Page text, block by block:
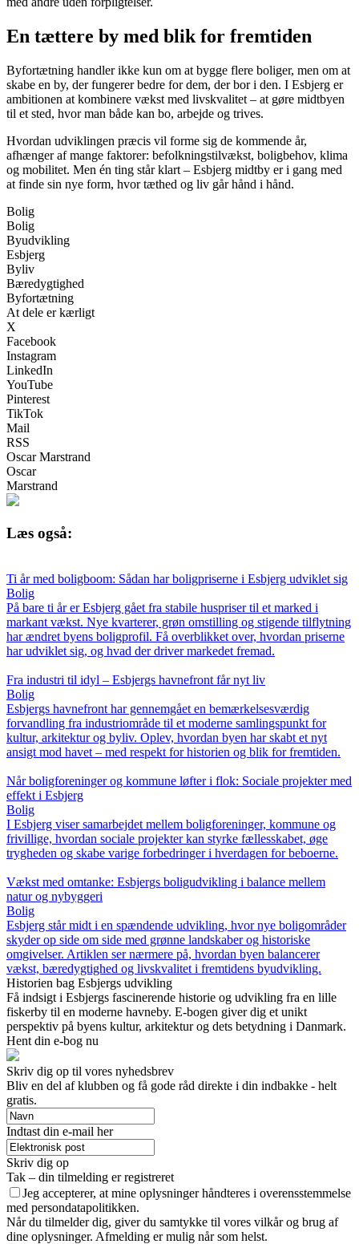
En tættere by med blik for fremtiden
Byfortætning handler ikke kun om at bygge flere boliger, men om at
skabe en by, der fungerer bedre for dem, der bor i den. I Esbjerg er
ambitionen at kombinere vækst med livskvalitet – at gøre midtbyen
til et sted, hvor man både kan bo, arbejde og trives.
Hvordan udviklingen præcis vil forme sig de kommende år,
afhænger af mange faktorer: befolkningstilvækst, boligbehov, klima
og mobilitet. Men én ting står klart – Esbjerg midtby er i gang med
at finde sin nye form, hvor tæthed og liv går hånd i hånd.
Bolig
Bolig
Byudvikling
Esbjerg
Byliv
Bæredygtighed
Byfortætning
At dele er kærligt
X
Facebook
Instagram
LinkedIn
YouTube
Pinterest
TikTok
Mail
RSS
Oscar Marstrand
Oscar
Marstrand
Læs også:
Ti år med boligboom: Sådan har boligpriserne i Esbjerg udviklet sig
Bolig
På bare ti år er Esbjerg gået fra stabile huspriser til et marked i
markant vækst. Nye kvarterer, grøn omstilling og stigende tilflytning
har ændret byens boligprofil. Få overblikket over, hvordan priserne
har udviklet sig, og hvad der driver markedet fremad.
Fra industri til idyl – Esbjergs havnefront får nyt liv
Bolig
Esbjergs havnefront har gennemgået en bemærkelsesværdig
forvandling fra industriområde til et moderne samlingspunkt for
kultur, arkitektur og byliv. Oplev, hvordan byen har skabt et nyt
ansigt mod havet – med respekt for historien og blik for fremtiden.
Når boligforeninger og kommune løfter i flok: Sociale projekter med
effekt i Esbjerg
Bolig
I Esbjerg viser samarbejdet mellem boligforeninger, kommune og
frivillige, hvordan sociale projekter kan styrke fællesskabet, øge
trygheden og skabe varige forbedringer i hverdagen for beboerne.
Vækst med omtanke: Esbjergs boligudvikling i balance mellem
natur og nybyggeri
Bolig
Esbjerg står midt i en spændende udvikling, hvor nye boligområder
skyder op side om side med grønne landskaber og historiske
omgivelser. Artiklen ser nærmere på, hvordan byen balancerer
vækst, bæredygtighed og livskvalitet i fremtidens byudvikling.
Historien bag Esbjergs udvikling
Få indsigt i Esbjergs fascinerende historie og udvikling fra en lille
fiskerby til en moderne havneby. E-bogen giver dig et unikt
perspektiv på byens kultur, arkitektur og dets betydning i Danmark.
Hent din e-bog nu
Skriv dig op til vores nyhedsbrev
Bliv en del af klubben og få gode råd direkte i din indbakke - helt
gratis.
Indtast din e-mail her
Skriv dig op
Tak – din tilmelding er registreret
Jeg accepterer, at mine oplysninger håndteres i overensstemmelse
med persondatapolitikken.
Når du tilmelder dig, giver du samtykke til vores vilkår og brug af
dine oplysninger. Afmelding er mulig når som helst.